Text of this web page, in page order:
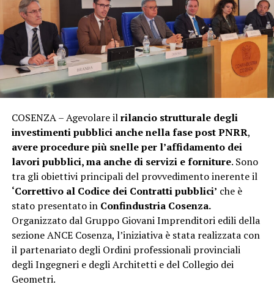
COSENZA – Agevolare ilrilancio strutturale degli
investimenti pubblici anche nella fase post PNRR,
avere procedure più snelle per l’affidamento dei
lavori pubblici, ma anche di servizi e forniture. Sono
tra gli obiettivi principali del provvedimento inerente il
‘Correttivo al Codice dei Contratti pubblici’ che è
stato presentato in Confindustria Cosenza.
Organizzato dal Gruppo Giovani Imprenditori edili della
sezione ANCE Cosenza, l’iniziativa è stata realizzata con
il partenariato degli Ordini professionali provinciali
degli Ingegneri e degli Architetti e del Collegio dei
Geometri.